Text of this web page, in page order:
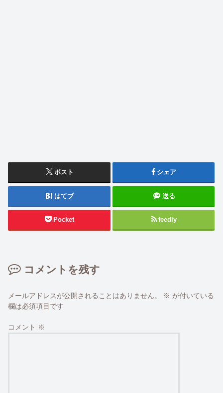
ポスト シェア
はてブ 送る
Pocket feedly
コメントを残す
メールアドレスが公開されることはありません。 ※ が付いている
欄は必須項目です
コメント ※